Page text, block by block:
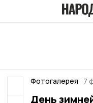
Фотогалерея 7
День